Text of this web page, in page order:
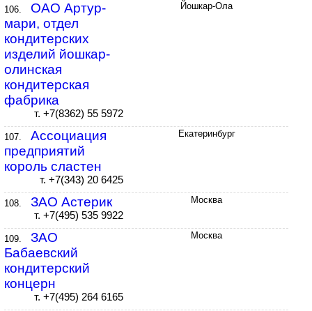
106.
ОАО Артур-
мари, отдел
кондитерских
изделий йошкар-
олинская
кондитерская
фабрика
т. +7(8362) 55 5972
Йошкар-Ола
107.
Ассоциация
предприятий
король сластен
т. +7(343) 20 6425
Екатеринбург
108. ЗАО Астерик
т. +7(495) 535 9922
Москва
109.
ЗАО
Бабаевский
кондитерский
концерн
т. +7(495) 264 6165
Москва